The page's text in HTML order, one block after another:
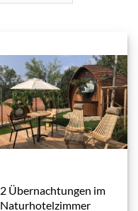
2 Übernachtungen im
Naturhotelzimmer